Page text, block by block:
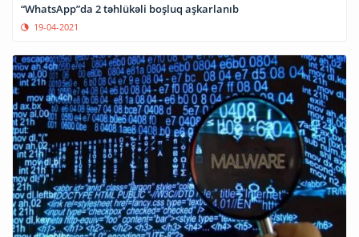
“WhatsApp”da 2 təhlükəli boşluq aşkarlanıb
19-04-2021